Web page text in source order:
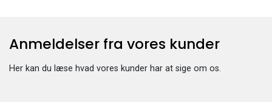
Anmeldelser fra vores kunder​
Her kan du læse hvad vores kunder har at sige om os.